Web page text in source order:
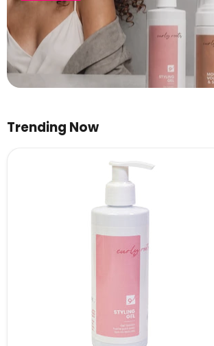
Trending Now